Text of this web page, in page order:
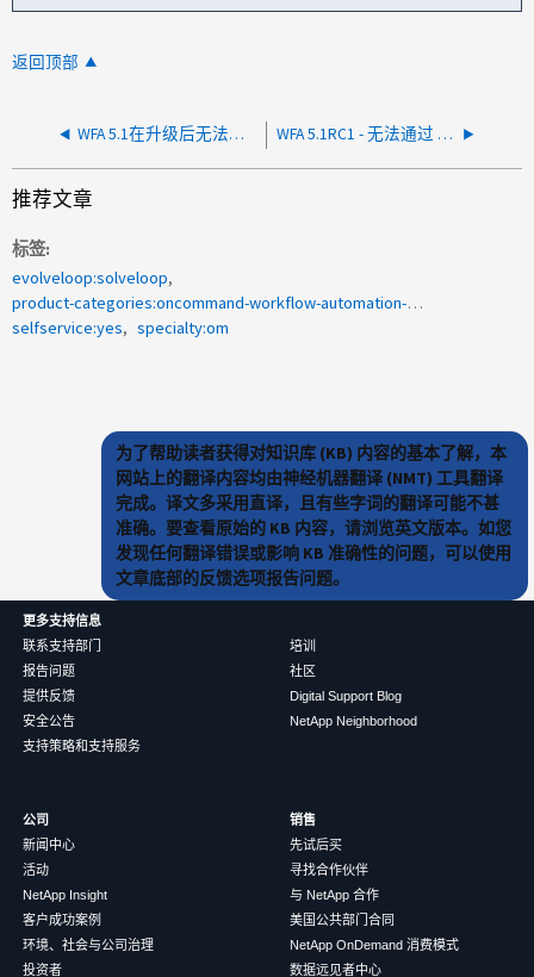
返回顶部
WFA 5.1在升级后无法启动 WFA 5.1RC1 - 无法通过 LDAP/LDAPS 验证用户
推荐文章
标签
evolveloop:solveloop
product-categories:oncommand-workflow-automation-wfa
selfservice:yes
specialty:om
为了帮助读者获得对知识库 (KB) 内容的基本了解，本
网站上的翻译内容均由神经机器翻译 (NMT) 工具翻译
完成。译文多采用直译，且有些字词的翻译可能不甚
准确。要查看原始的 KB 内容，请浏览英文版本。如您
发现任何翻译错误或影响 KB 准确性的问题，可以使用
文章底部的反馈选项报告问题。
更多支持信息
联系支持部门
报告问题
提供反馈
安全公告
支持策略和支持服务
培训
社区
Digital Support Blog
NetApp Neighborhood
公司
新闻中心
活动
NetApp Insight
客户成功案例
环境、社会与公司治理
投资者
销售
先试后买
寻找合作伙伴
与 NetApp 合作
美国公共部门合同
NetApp OnDemand 消费模式
数据远见者中心